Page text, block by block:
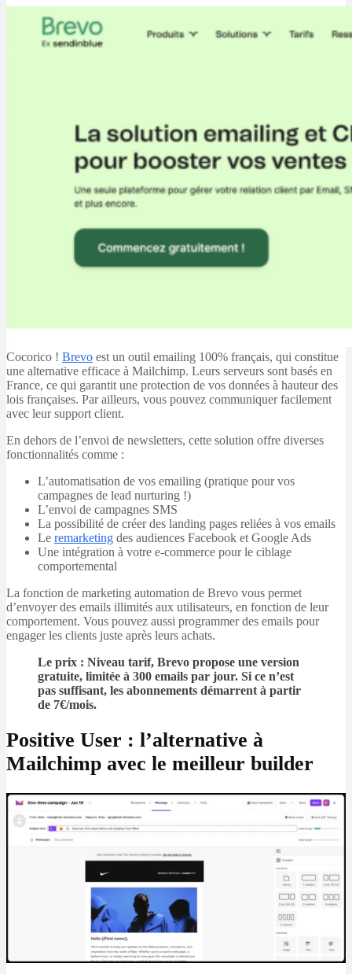
Cocorico ! Brevo est un outil emailing 100% français, qui constitue
une alternative efficace à Mailchimp. Leurs serveurs sont basés en
France, ce qui garantit une protection de vos données à hauteur des
lois françaises. Par ailleurs, vous pouvez communiquer facilement
avec leur support client.
En dehors de l’envoi de newsletters, cette solution offre diverses
fonctionnalités comme :
L’automatisation de vos emailing (pratique pour vos
campagnes de lead nurturing !)
L’envoi de campagnes SMS
La possibilité de créer des landing pages reliées à vos emails
Le remarketing des audiences Facebook et Google Ads
Une intégration à votre e-commerce pour le ciblage
comportemental
La fonction de marketing automation de Brevo vous permet
d’envoyer des emails illimités aux utilisateurs, en fonction de leur
comportement. Vous pouvez aussi programmer des emails pour
engager les clients juste après leurs achats.
Le prix : Niveau tarif, Brevo propose une version
gratuite, limitée à 300 emails par jour. Si ce n’est
pas suffisant, les abonnements démarrent à partir
de 7€/mois.
Positive User : l’alternative à
Mailchimp avec le meilleur builder